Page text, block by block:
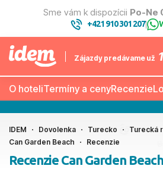
Sme vám k dispozícii Po-Ne
+421 910 301 207|
Zájazdy predávame už
O hoteliTermíny a cenyRecenzie
IDEM Dovolenka Turecko Turecká
Can Garden Beach
Recenzie
Recenzie Can Garden Beach